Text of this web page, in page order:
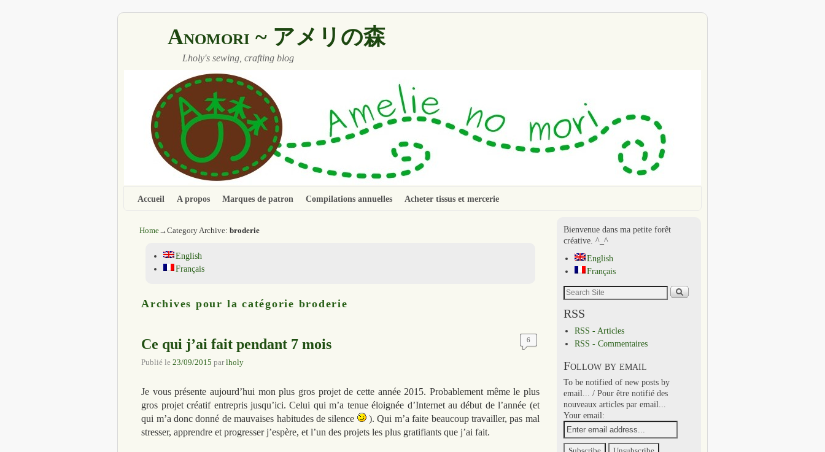
Anomori ~ アメリの森
Lholy's sewing, crafting blog
Aller au contenu principal
Aller au contenu secondaire
Accueil A propos Marques de patron Compilations annuelles Acheter tissus et mercerie
Home→Category Archive: broderie
English
Français
Archives pour la catégorie broderie
Ce qui j’ai fait pendant 7 mois
Publié le23/09/2015 parlholy
6
Je vous présente aujourd’hui mon plus gros projet de cette année 2015. Probablement même le plus
gros projet créatif entrepris jusqu’ici. Celui qui m’a tenue éloignée d’Internet au début de l’année (et
qui m’a donc donné de mauvaises habitudes de silence
). Qui m’a faite beaucoup travailler, pas mal
stresser, apprendre et progresser j’espère, et l’un des projets les plus gratifiants que j’ai fait.
Bienvenue dans ma petite forêt
créative. ^_^
English
Français
RSS
RSS - Articles
RSS - Commentaires
Follow by email
To be notified of new posts by
email... / Pour être notifié des
nouveaux articles par email...
Your email: